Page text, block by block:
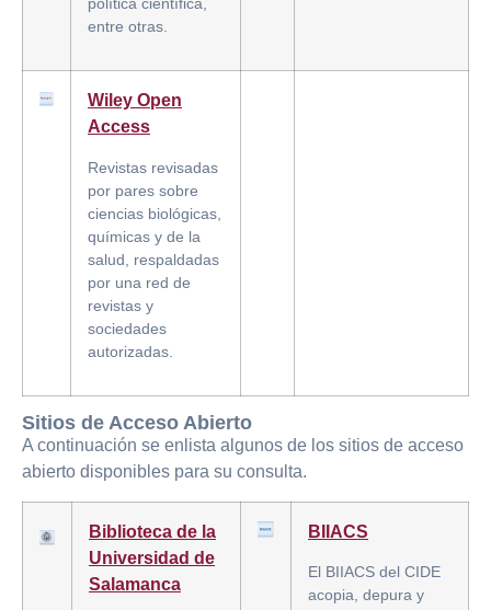
entre otras.
Wiley Open
Access
Revistas revisadas
por pares sobre
ciencias biológicas,
químicas y de la
salud, respaldadas
por una red de
revistas y
sociedades
autorizadas.
Sitios de Acceso Abierto
A continuación se enlista algunos de los sitios de acceso
abierto disponibles para su consulta.
Biblioteca de la
Universidad de
Salamanca
BIIACS
El BIIACS del CIDE
acopia, depura y